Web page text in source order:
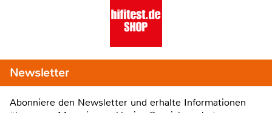
Newsletter
Abonniere den Newsletter und erhalte Informationen